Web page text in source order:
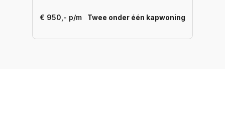
€ 950,- p/m Twee onder één kapwoning